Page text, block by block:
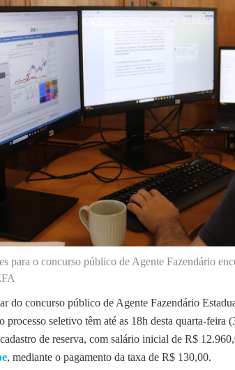
para o concurso público de Agente Fazendário
do concurso público de Agente Fazendário
processo seletivo têm até as 18h desta quarta-feira
de reserva, com salário inicial de R$
, mediante o pagamento da taxa de R$ 130,00.